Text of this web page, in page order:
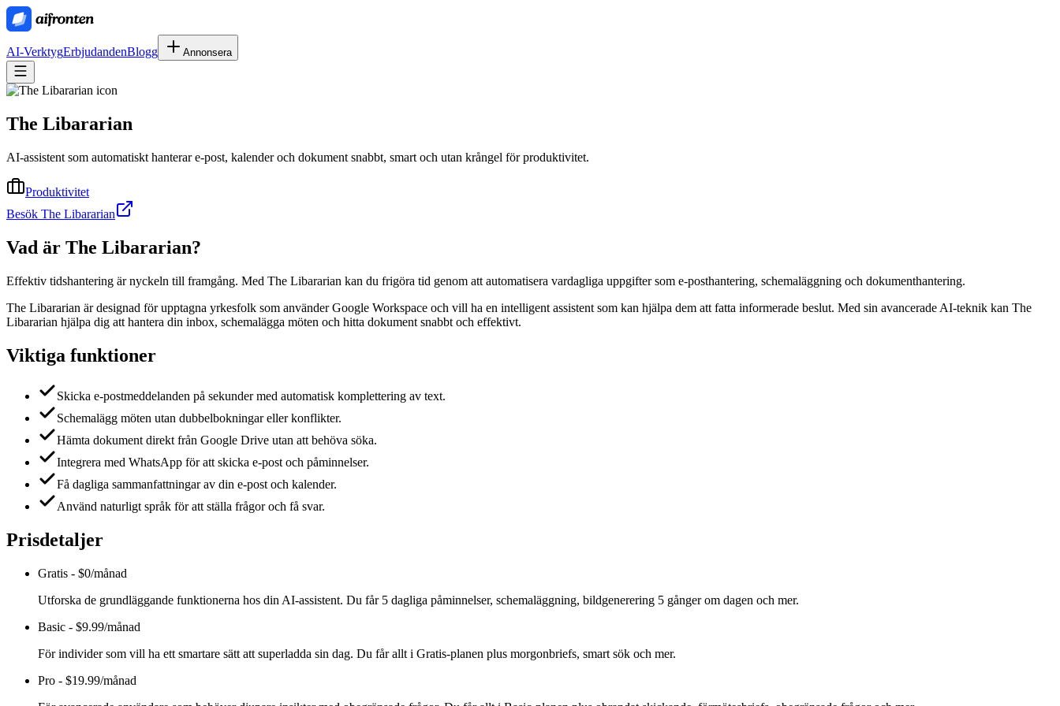
AI-VerktygErbjudandenBlogg Annonsera
The Libararian
AI-assistent som automatiskt hanterar e-post, kalender och dokument snabbt, smart och utan krångel för produktivitet.
Produktivitet
Besök The Libararian
Vad är The Libararian?
Effektiv tidshantering är nyckeln till framgång. Med The Libararian kan du frigöra tid genom att automatisera vardagliga uppgifter som e-posthantering, schemaläggning och dokumenthantering.
The Libararian är designad för upptagna yrkesfolk som använder Google Workspace och vill ha en intelligent assistent som kan hjälpa dem att fatta informerade beslut. Med sin avancerade AI-teknik kan The
Libararian hjälpa dig att hantera din inbox, schemalägga möten och hitta dokument snabbt och effektivt.
Viktiga funktioner
Skicka e-postmeddelanden på sekunder med automatisk komplettering av text.
Schemalägg möten utan dubbelbokningar eller konflikter.
Hämta dokument direkt från Google Drive utan att behöva söka.
Integrera med WhatsApp för att skicka e-post och påminnelser.
Få dagliga sammanfattningar av din e-post och kalender.
Använd naturligt språk för att ställa frågor och få svar.
Prisdetaljer
Gratis - $0/månad
Utforska de grundläggande funktionerna hos din AI-assistent. Du får 5 dagliga påminnelser, schemaläggning, bildgenerering 5 gånger om dagen och mer.
Basic - $9.99/månad
För individer som vill ha ett smartare sätt att superladda sin dag. Du får allt i Gratis-planen plus morgonbriefs, smart sök och mer.
Pro - $19.99/månad